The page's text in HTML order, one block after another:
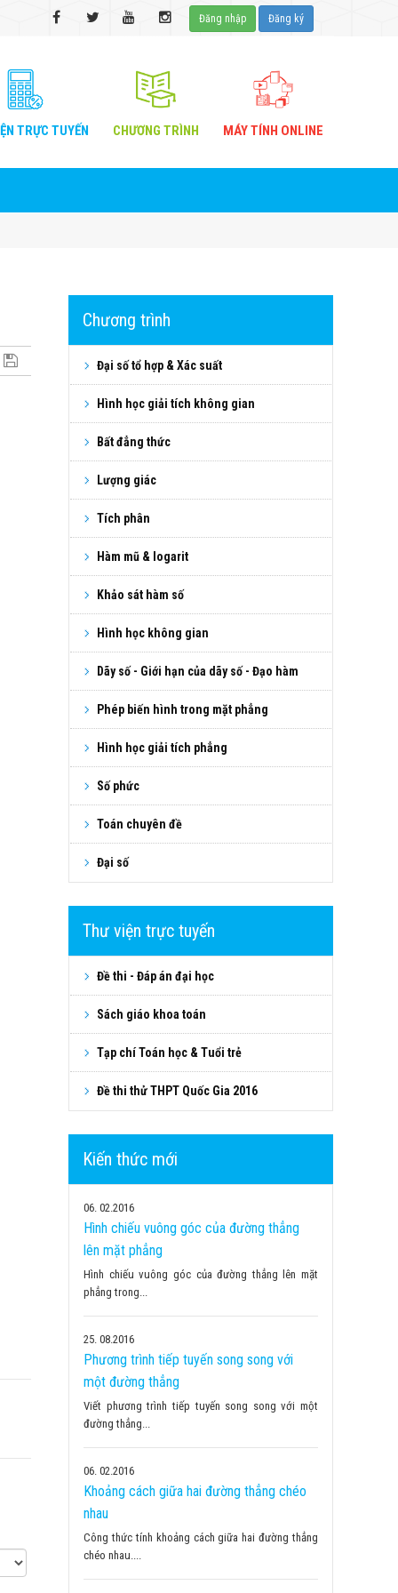
Đăng nhập Đăng ký
TRỰC TUYẾN CHƯƠNG TRÌNH MÁY TÍNH ONLINE
Chương trình
Đại số tổ hợp & Xác suất
Hình học giải tích không gian
Bất đẳng thức
Lượng giác
Tích phân
Hàm mũ & logarit
Khảo sát hàm số
Hình học không gian
Dãy số - Giới hạn của dãy số - Đạo hàm
Phép biến hình trong mặt phẳng
Hình học giải tích phẳng
Số phức
Toán chuyên đề
Đại số
Thư viện trực tuyến
Đề thi - Đáp án đại học
Sách giáo khoa toán
Tạp chí Toán học & Tuổi trẻ
Đề thi thử THPT Quốc Gia 2016
Kiến thức mới
06 02.2016
Hình chiếu vuông góc của đường thẳng
lên mặt phẳng
Hình chiếu vuông góc của đường thẳng lên mặt
phẳng trong...
25 08.2016
Phương trình tiếp tuyến song song với
một đường thẳng
Viết phương trình tiếp tuyến song song với một
đường thẳng...
06 02.2016
Khoảng cách giữa hai đường thẳng chéo
nhau
Công thức tính khoảng cách giữa hai đường thẳng
chéo nhau....